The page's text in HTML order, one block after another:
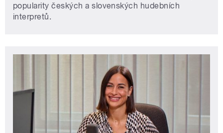
popularity českých a slovenských hudebních
interpretů.